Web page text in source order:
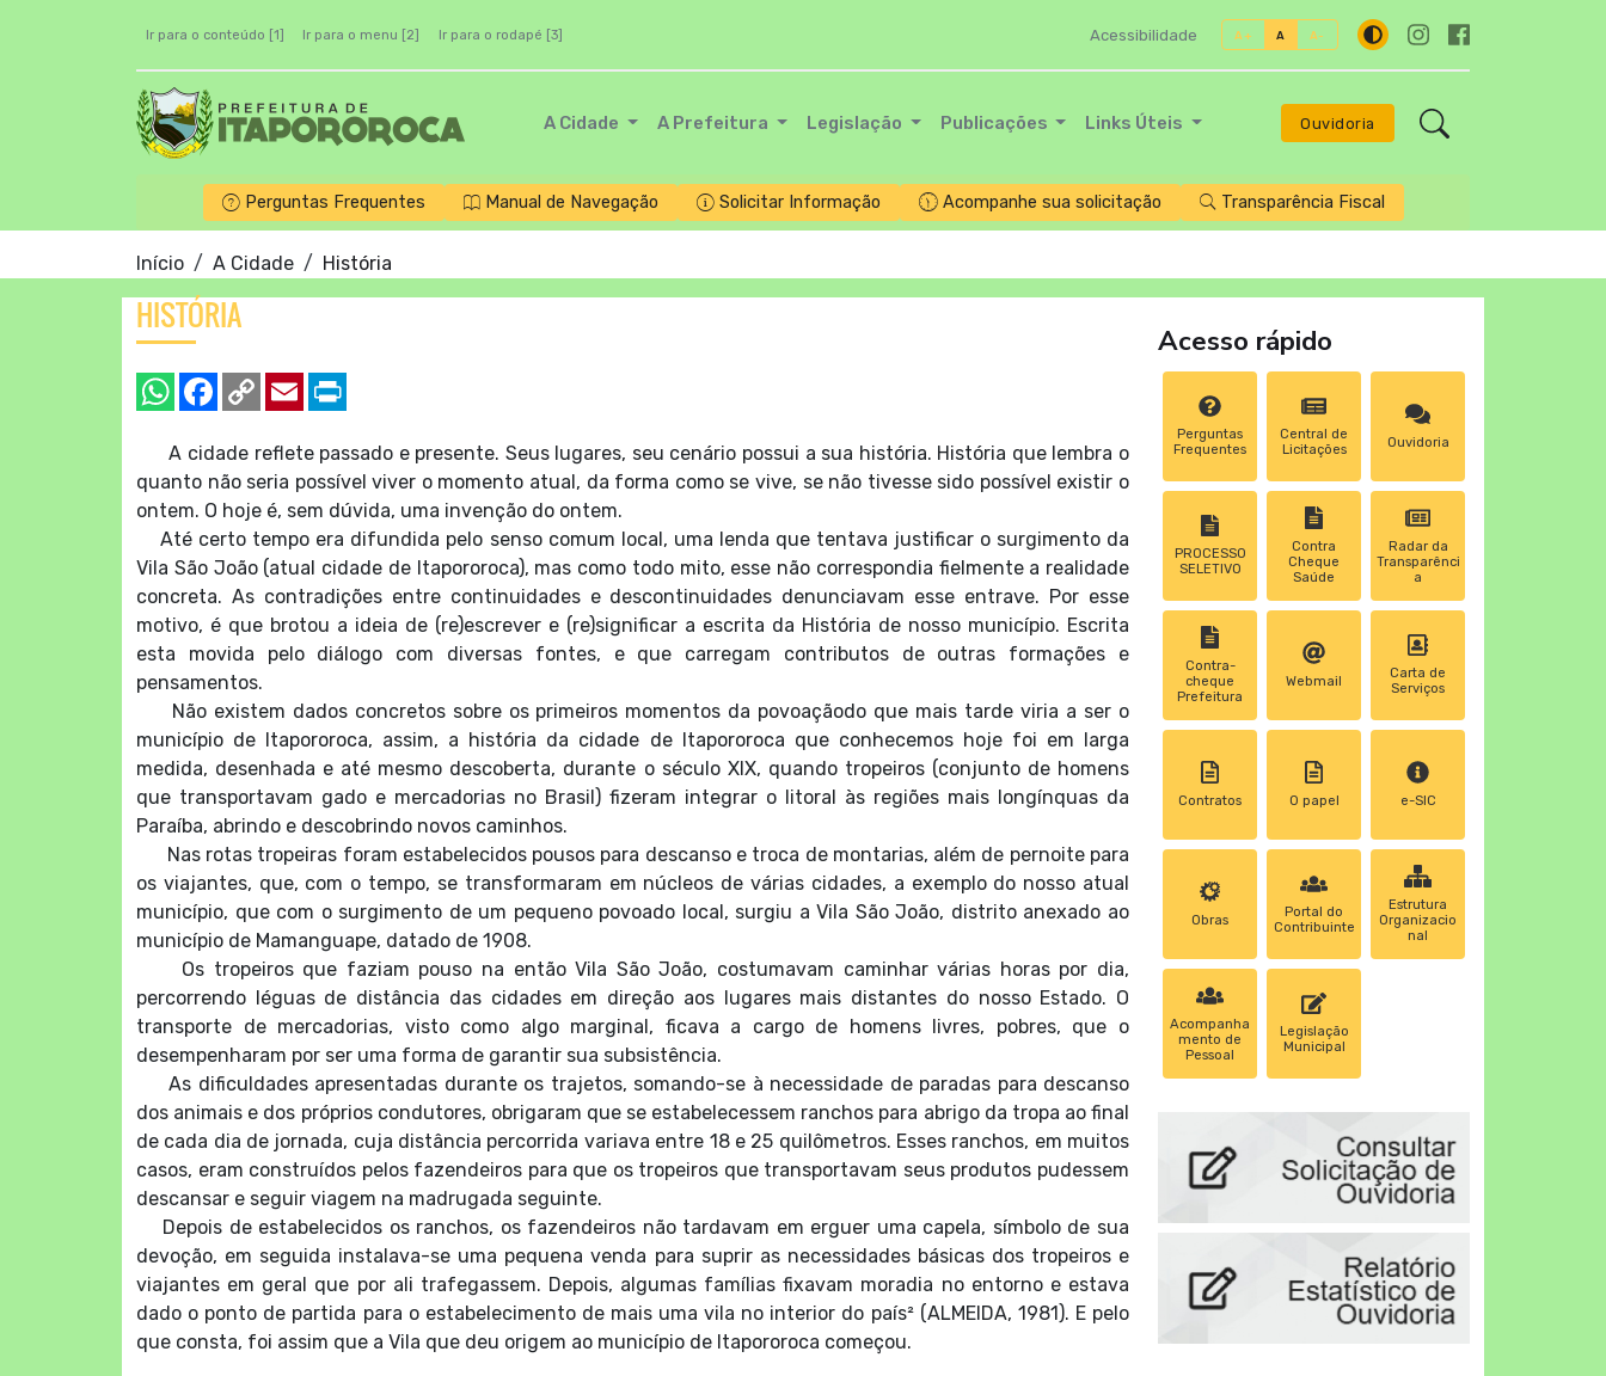
Ir para o conteúdo [1] Ir para o menu [2] Ir para o rodapé [3] Acessibilidade A+ A A-
A Cidade A Prefeitura Legislação Publicações Links Úteis Ouvidoria
Perguntas Frequentes Manual de Navegação Solicitar Informação Acompanhe sua solicitação Transparência Fiscal
Início A Cidade História
HISTÓRIA
A cidade reflete passado e presente. Seus lugares, seu cenário possui a sua história. História que lembra o
quanto não seria possível viver o momento atual, da forma como se vive, se não tivesse sido possível existir o
ontem. O hoje é, sem dúvida, uma invenção do ontem.
Até certo tempo era difundida pelo senso comum local, uma lenda que tentava justificar o surgimento da
Vila São João (atual cidade de Itapororoca), mas como todo mito, esse não correspondia fielmente a realidade
concreta. As contradições entre continuidades e descontinuidades denunciavam esse entrave. Por esse
motivo, é que brotou a ideia de (re)escrever e (re)significar a escrita da História de nosso município. Escrita
esta movida pelo diálogo com diversas fontes, e que carregam contributos de outras formações e
pensamentos.
Não existem dados concretos sobre os primeiros momentos da povoaçãodo que mais tarde viria a ser o
município de Itapororoca, assim, a história da cidade de Itapororoca que conhecemos hoje foi em larga
medida, desenhada e até mesmo descoberta, durante o século XIX, quando tropeiros (conjunto de homens
que transportavam gado e mercadorias no Brasil) fizeram integrar o litoral às regiões mais longínquas da
Paraíba, abrindo e descobrindo novos caminhos.
Nas rotas tropeiras foram estabelecidos pousos para descanso e troca de montarias, além de pernoite para
os viajantes, que, com o tempo, se transformaram em núcleos de várias cidades, a exemplo do nosso atual
município, que com o surgimento de um pequeno povoado local, surgiu a Vila São João, distrito anexado ao
município de Mamanguape, datado de 1908.
Os tropeiros que faziam pouso na então Vila São João, costumavam caminhar várias horas por dia,
percorrendo léguas de distância das cidades em direção aos lugares mais distantes do nosso Estado. O
transporte de mercadorias, visto como algo marginal, ficava a cargo de homens livres, pobres, que o
desempenharam por ser uma forma de garantir sua subsistência.
As dificuldades apresentadas durante os trajetos, somando-se à necessidade de paradas para descanso
dos animais e dos próprios condutores, obrigaram que se estabelecessem ranchos para abrigo da tropa ao final
de cada dia de jornada, cuja distância percorrida variava entre 18 e 25 quilômetros. Esses ranchos, em muitos
casos, eram construídos pelos fazendeiros para que os tropeiros que transportavam seus produtos pudessem
descansar e seguir viagem na madrugada seguinte.
Depois de estabelecidos os ranchos, os fazendeiros não tardavam em erguer uma capela, símbolo de sua
devoção, em seguida instalava-se uma pequena venda para suprir as necessidades básicas dos tropeiros e
viajantes em geral que por ali trafegassem. Depois, algumas famílias fixavam moradia no entorno e estava
dado o ponto de partida para o estabelecimento de mais uma vila no interior do país² (ALMEIDA, 1981). E pelo
que consta, foi assim que a Vila que deu origem ao município de Itapororoca começou.
Acesso rápido
Perguntas
Frequentes
Central de
Licitações
Ouvidoria
PROCESSO
SELETIVO
Contra
Cheque
Saúde
Radar da
Transparênci
a
Contra-
cheque
Prefeitura
Webmail
Carta de
Serviços
Contratos 0 papel e-SIC
Obras
Portal do
Contribuinte
Estrutura
Organizacio
nal
Acompanha
mento de
Pessoal
Legislação
Municipal